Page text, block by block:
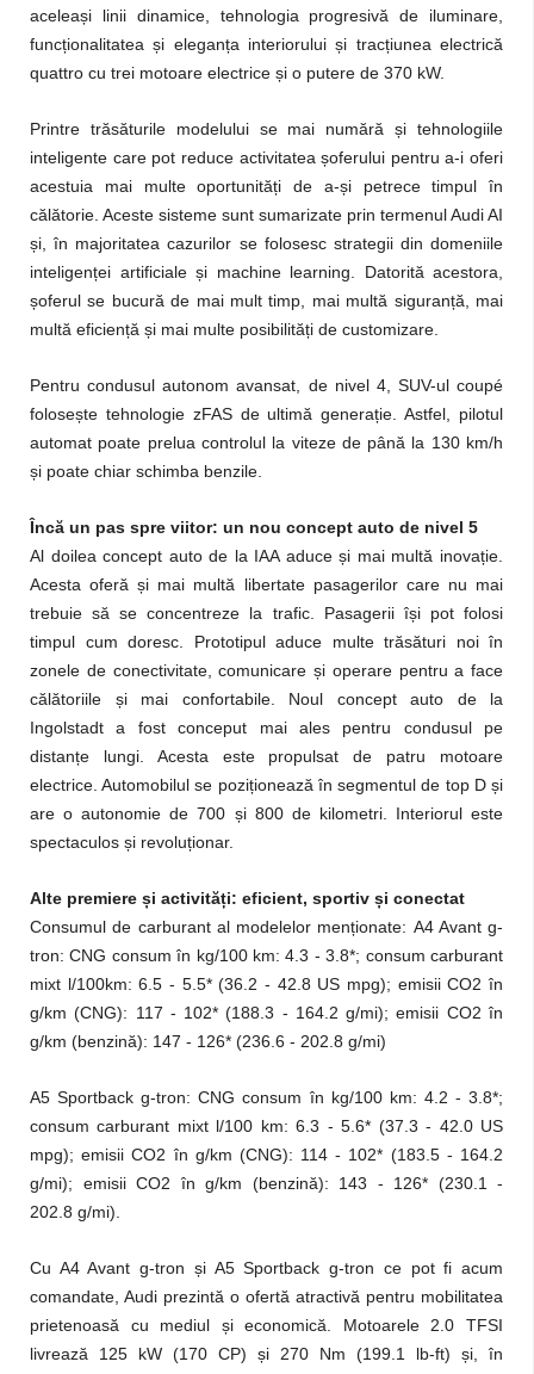
aceleași linii dinamice, tehnologia progresivă de iluminare,
funcționalitatea și eleganța interiorului și tracțiunea electrică
quattro cu trei motoare electrice și o putere de 370 kW.
Printre trăsăturile modelului se mai numără și tehnologiile
inteligente care pot reduce activitatea șoferului pentru a-i oferi
acestuia mai multe oportunități de a-și petrece timpul în
călătorie. Aceste sisteme sunt sumarizate prin termenul Audi AI
și, în majoritatea cazurilor se folosesc strategii din domeniile
inteligenței artificiale și machine learning. Datorită acestora,
șoferul se bucură de mai mult timp, mai multă siguranță, mai
multă eficiență și mai multe posibilități de customizare.
Pentru condusul autonom avansat, de nivel 4, SUV-ul coupé
folosește tehnologie zFAS de ultimă generație. Astfel, pilotul
automat poate prelua controlul la viteze de până la 130 km/h
și poate chiar schimba benzile.
Încă un pas spre viitor: un nou concept auto de nivel 5
Al doilea concept auto de la IAA aduce și mai multă inovație.
Acesta oferă și mai multă libertate pasagerilor care nu mai
trebuie să se concentreze la trafic. Pasagerii își pot folosi
timpul cum doresc. Prototipul aduce multe trăsături noi în
zonele de conectivitate, comunicare și operare pentru a face
călătoriile și mai confortabile. Noul concept auto de la
Ingolstadt a fost conceput mai ales pentru condusul pe
distanțe lungi. Acesta este propulsat de patru motoare
electrice. Automobilul se poziționează în segmentul de top D și
are o autonomie de 700 și 800 de kilometri. Interiorul este
spectaculos și revoluționar.
Alte premiere și activități: eficient, sportiv și conectat
Consumul de carburant al modelelor menționate: A4 Avant g-
tron: CNG consum în kg/100 km: 4.3 - 3.8*; consum carburant
mixt l/100km: 6.5 - 5.5* (36.2 - 42.8 US mpg); emisii CO2 în
g/km (CNG): 117 - 102* (188.3 - 164.2 g/mi); emisii CO2 în
g/km (benzină): 147 - 126* (236.6 - 202.8 g/mi)
A5 Sportback g-tron: CNG consum în kg/100 km: 4.2 - 3.8*;
consum carburant mixt l/100 km: 6.3 - 5.6* (37.3 - 42.0 US
mpg); emisii CO2 în g/km (CNG): 114 - 102* (183.5 - 164.2
g/mi); emisii CO2 în g/km (benzină): 143 - 126* (230.1 -
202.8 g/mi).
Cu A4 Avant g-tron și A5 Sportback g-tron ce pot fi acum
comandate, Audi prezintă o ofertă atractivă pentru mobilitatea
prietenoasă cu mediul și economică. Motoarele 2.0 TFSI
livrează 125 kW (170 CP) și 270 Nm (199.1 lb-ft) și, în